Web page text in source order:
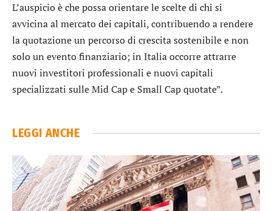
L’auspicio è che possa orientare le scelte di chi si
avvicina al mercato dei capitali, contribuendo a rendere
la quotazione un percorso di crescita sostenibile e non
solo un evento finanziario; in Italia occorre attrarre
nuovi investitori professionali e nuovi capitali
specializzati sulle Mid Cap e Small Cap quotate”.
LEGGI ANCHE